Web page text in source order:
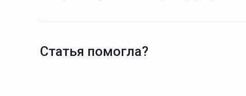
Статья помогла?